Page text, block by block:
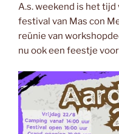
A.s. weekend is het
festival van Mas con
reünie van
nu ook een feestje